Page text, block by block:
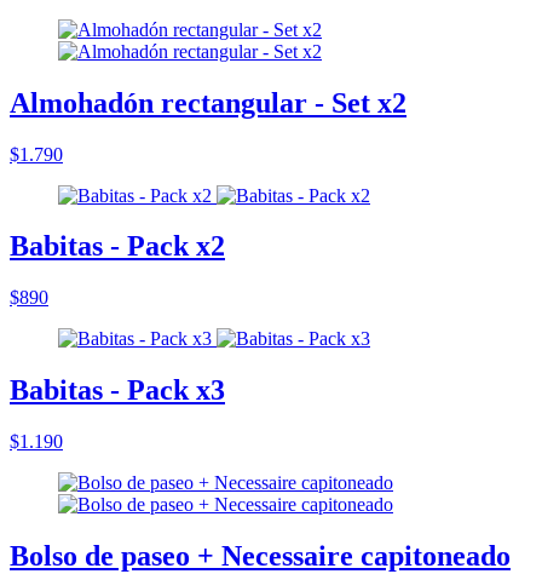
Almohadón rectangular - Set x2
$1.790
Babitas - Pack x2
$890
Babitas - Pack x3
$1.190
Bolso de paseo + Necessaire capitoneado